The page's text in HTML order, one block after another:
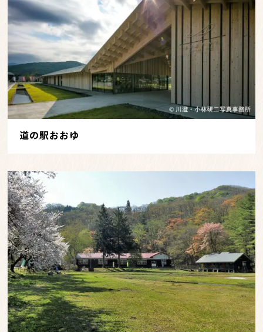
道の駅おおゆ